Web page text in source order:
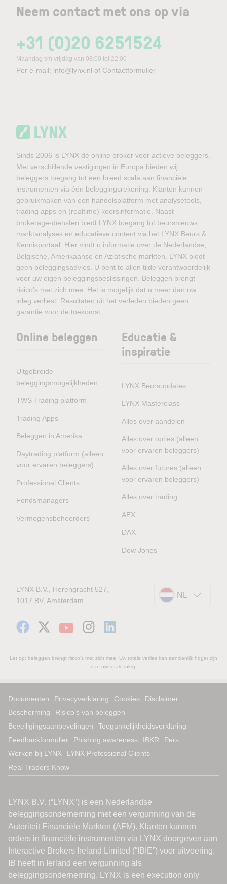
Neem contact met ons op via
+31 (0)20 6251524
Maandag t/m vrijdag van 08:00 tot 22:00
Per e-mail: info@lynx.nl of Contactformulier
Sinds 2006 is LYNX dé online broker voor actieve beleggers.
Met verschillende vestigingen in Europa bieden wij
beleggers toegang tot een breed scala aan financiële
instrumenten via één beleggingsrekening. Klanten kunnen
gebruikmaken van een handelsplatform met analysetools,
trading apps en (realtime) koersinformatie. Naast
brokerage-diensten biedt LYNX toegang tot beursnieuws,
marktanalyses en educatieve content via het LYNX Beurs &
Kennisportaal. Hier vindt u informatie over de Nederlandse,
Belgische, Amerikaanse en Aziatische markten. LYNX biedt
geen beleggingsadvies. U bent te allen tijde verantwoordelijk
voor uw eigen beleggingsbeslissingen. Beleggen brengt
risico’s met zich mee. Het is mogelijk dat u meer dan uw
inleg verliest. Resultaten uit het verleden bieden geen
garantie voor de toekomst.
Online beleggen
Uitgebreide
beleggingsmogelijkheden
TWS Trading platform
Trading Apps
Beleggen in Amerika
Daytrading platform (alleen
voor ervaren beleggers)
Professional Clients
Fondsmanagers
Vermogensbeheerders
Educatie &
inspiratie
LYNX Beursupdates
LYNX Masterclass
Alles over aandelen
Alles over opties (alleen
voor ervaren beleggers)
Alles over futures (alleen
voor ervaren beleggers)
Alles over trading
AEX
DAX
Dow Jones
LYNX B.V., Herengracht 527,
1017 BV, Amsterdam
NL
Let op: beleggen brengt risico's met zich mee. Uw totale verlies kan aanzienlijk hoger zijn
dan uw totale inleg.
Documenten Privacyverklaring Cookies
Disclaimer
Bescherming
Risico’s van beleggen
Beveiligingsaanbevelingen
Toegankelijkheidsverklaring
Feedbackformulier
Phishing awareness IBKR
Pers
Werken bij LYNX
LYNX Professional Clients
Real Traders Know